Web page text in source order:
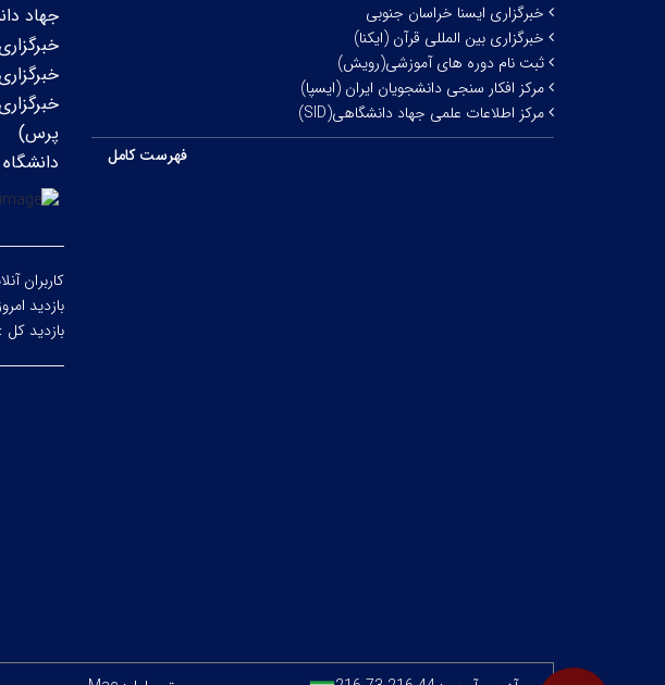
خبرگزاری ایسنا خراسان جنوبی
خبرگزاری بین المللی قرآن (ایکنا)
ثبت نام دوره های آموزشی(رویش)
مرکز افکار سنجی دانشجویان ایران (ایسپا)
مرکز اطلاعات علمی جهاد دانشگاهی(SID)
فهرست کامل
جهاد
پرس)
کاربران
بازدید
بازدید کل :